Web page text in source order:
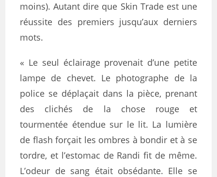
moins). Autant dire que Skin Trade est une
réussite des premiers jusqu’aux derniers
mots.
« Le seul éclairage provenait d’une petite
lampe de chevet. Le photographe de la
police se déplaçait dans la pièce, prenant
des clichés de la chose rouge et
tourmentée étendue sur le lit. La lumière
de flash forçait les ombres à bondir et à se
tordre, et l’estomac de Randi fit de même.
L’odeur de sang était obsédante. Elle se